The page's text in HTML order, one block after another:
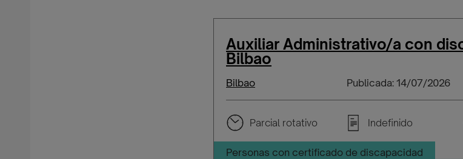
Auxiliar Administrativo/a con
Bilbao
Bilbao Publicada: 14/07/2026
Parcial rotativo Indefinido
Personas con certificado de discapacidad